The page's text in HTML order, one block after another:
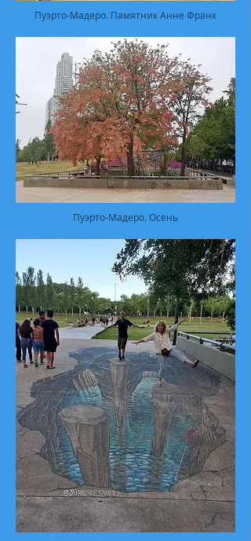
Пуэрто-Мадеро. Памятник Анне Франк
Пуэрто-Мадеро. Осень